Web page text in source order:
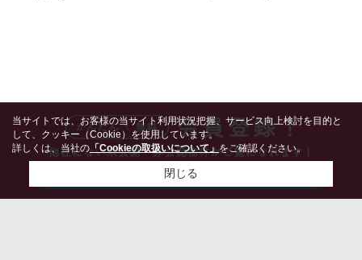
当サイトでは、お客様の当サイト利用状況把握、サービス向上検討を目的と
して、クッキー（Cookie）を使用しています。
詳しくは、当社の「Cookieの取扱いについて」をご確認ください。
閉じる